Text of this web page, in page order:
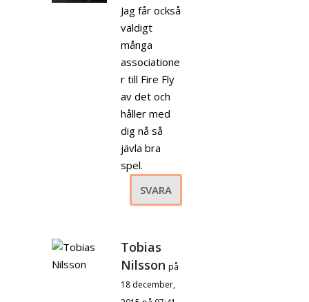
Jag får också
väldigt
många
associatione
r till Fire Fly
av det och
håller med
dig nå så
jävla bra
spel.
SVARA
Tobias
Nilsson på
18 december,